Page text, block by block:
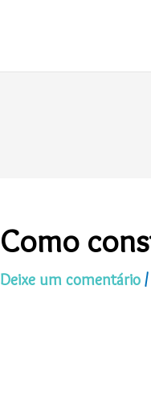
Como
Deixe um comentário /